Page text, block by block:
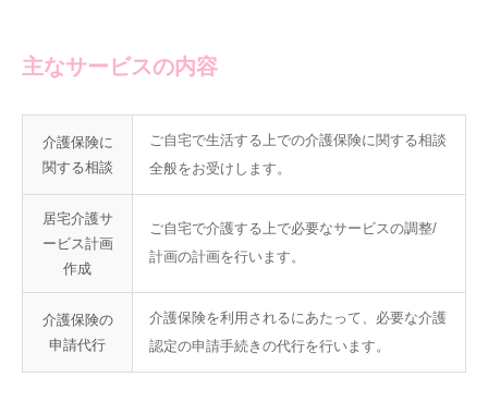
主なサービスの内容
介護保険に
関する相談
ご自宅で生活する上での介護保険に関する相談
全般をお受けします。
居宅介護サ
ービス計画
作成
ご自宅で介護する上で必要なサービスの調整/
計画の計画を行います。
介護保険の
申請代行
介護保険を利用されるにあたって、必要な介護
認定の申請手続きの代行を行います。